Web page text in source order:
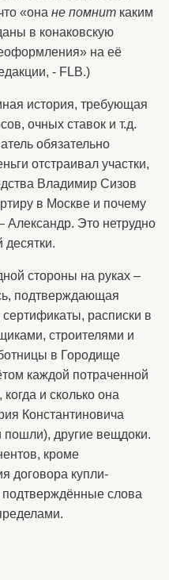
«она не помнит каким
в конаковскую
на её
- FLB.)
история, требующая
очных ставок и т.д.
обязательно
отстраивал участки,
Владимир Сизов
в Москве и почему
Это нетрудно
десятки.
стороны на руках –
подтверждающая
расписки в
строителями и
в Городище
каждой потраченной
и сколько она
Константиновича
пошли), другие вещдоки.
кроме
договора купли-
слова